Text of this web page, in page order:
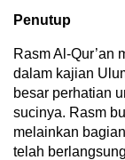
Penutup
Rasm Al-Qur’an
dalam kajian
besar perhatian
sucinya. Rasm
melainkan
telah